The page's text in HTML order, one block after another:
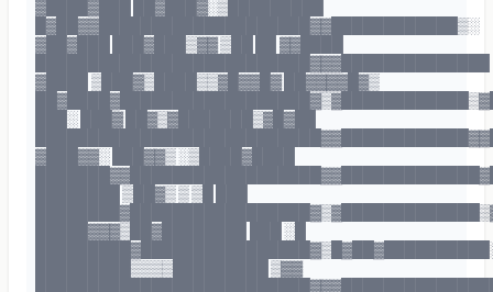
▓████▓███ ██▓███▓░▒█████████
█▓██▓▓████████████████████▓▓████████████▒░
▓██▓███ ███▓███▒▓▓ ▒██ ██ ▓▓████
██████████████████████████▓▓▓██████████████
▓████ ▒███▓▒████▒▒▓█▓▓█▓ ██▓▓▓▓█▓▒
███░ ███▓ ██▓▒▓███████▒▓█▓██
▓███▓▓░ ███▓▓▒ ░▒████▓████
████████ ▒██▓▒ ▒ ▒█ ███
█████▓▓▓▒██▓████████ ███ ░█
█████████▒▒▒▒█████████ ▒▓▓